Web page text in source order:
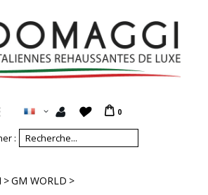
:
0
>GM WORLD >